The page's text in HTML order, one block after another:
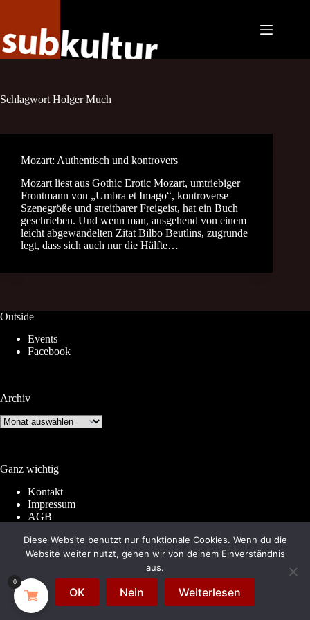
Schlagwort Holger Much
Mozart: Authentisch und kontrovers
Mozart liest aus Gothic Erotic Mozart, umtriebiger
Frontmann von „Umbra et Imago“, kontroverse
Szenegröße und streitbarer Freigeist, hat ein Buch
geschrieben. Und wenn man, ausgehend von einem
leicht abgewandelten Zitat Bilbo Beutlins, zugrunde
legt, dass sich auch nur die Hälfte…
Outside
Events
Facebook
Archiv
Archiv
Ganz wichtig
Kontakt
Impressum
AGB
Datenschutz
© 2026 by Subkultur
. Made with WordPress &
WooCommerce.
is a division of Periplaneta
Berlin
0
Diese Website benutzt nur funktionale Cookies. Wenn du die
Website weiter nutzt, gehen wir von deinem Einverständnis
aus.
OK Nein Weiterlesen